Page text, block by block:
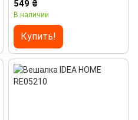
549 ₴
В наличии
Купить!